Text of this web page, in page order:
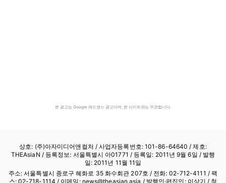
본 광고는 Google 애드센스 광고이며, 본 사이트와는 무관합니다.
상호: (주)아자미디어앤컬처 /사업자등록번호: 101-86-64640 / 제호:
THEAsiaN / 등록정보: 서울특별시 아01771 / 등록일: 2011년 9월 6일 / 발행
일: 2011년 11월 11일
주소: 서울특별시 종로구 혜화로 35 화수회관 207호 / 전화: 02-712-4111 / 팩
스: 02-718-1114 / 이메일: news@theasian.asia / 발행인·편집인: 이상기 / 청